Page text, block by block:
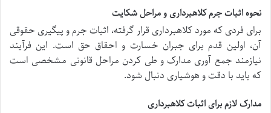
نحوه اثبات جرم کلاهبرداری و مراحل شکایت
برای فردی که مورد کلاهبرداری قرار گرفته، اثبات جرم و پیگیری حقوقی
آن، اولین قدم برای جبران خسارت و احقاق حق است. این فرآیند
نیازمند جمع آوری مدارک و طی کردن مراحل قانونی مشخصی است
که باید با دقت و هوشیاری دنبال شود.
مدارک لازم برای اثبات کلاهبرداری